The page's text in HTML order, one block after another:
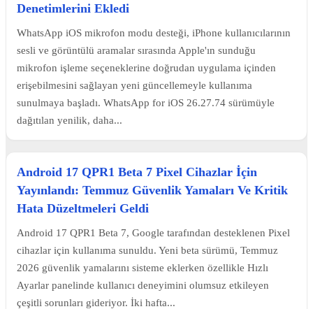
Denetimlerini Ekledi
WhatsApp iOS mikrofon modu desteği, iPhone kullanıcılarının
sesli ve görüntülü aramalar sırasında Apple'ın sunduğu
mikrofon işleme seçeneklerine doğrudan uygulama içinden
erişebilmesini sağlayan yeni güncellemeyle kullanıma
sunulmaya başladı. WhatsApp for iOS 26.27.74 sürümüyle
dağıtılan yenilik, daha...
Android 17 QPR1 Beta 7 Pixel Cihazlar İçin
Yayınlandı: Temmuz Güvenlik Yamaları Ve Kritik
Hata Düzeltmeleri Geldi
Android 17 QPR1 Beta 7, Google tarafından desteklenen Pixel
cihazlar için kullanıma sunuldu. Yeni beta sürümü, Temmuz
2026 güvenlik yamalarını sisteme eklerken özellikle Hızlı
Ayarlar panelinde kullanıcı deneyimini olumsuz etkileyen
çeşitli sorunları gideriyor. İki hafta...